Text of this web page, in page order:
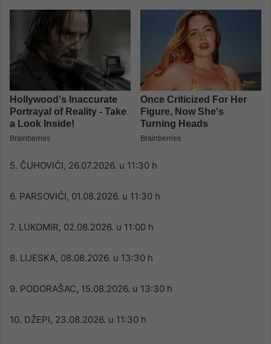
5. ČUHOVIĆI, 26.07.2026. u 11:30 h
6. PARSOVIĆI, 01.08.2026. u 11:30 h
7. LUKOMIR, 02.08.2026. u 11:00 h
8. LIJESKA, 08.08.2026. u 13:30 h
9. PODORAŠAC, 15.08.2026. u 13:30 h
10. DŽEPI, 23.08.2026. u 11:30 h